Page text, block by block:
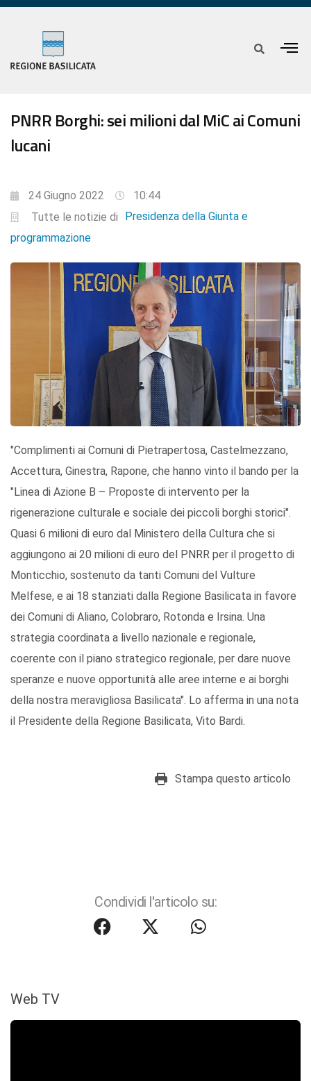
PNRR Borghi: sei milioni dal MiC ai Comuni
lucani
24 Giugno 2022
10:44
Tutte le notizie di
Presidenza della Giunta e
programmazione
"Complimenti ai Comuni di Pietrapertosa, Castelmezzano,
Accettura, Ginestra, Rapone, che hanno vinto il bando per la
"Linea di Azione B – Proposte di intervento per la
rigenerazione culturale e sociale dei piccoli borghi storici".
Quasi 6 milioni di euro dal Ministero della Cultura che si
aggiungono ai 20 milioni di euro del PNRR per il progetto di
Monticchio, sostenuto da tanti Comuni del Vulture
Melfese, e ai 18 stanziati dalla Regione Basilicata in favore
dei Comuni di Aliano, Colobraro, Rotonda e Irsina. Una
strategia coordinata a livello nazionale e regionale,
coerente con il piano strategico regionale, per dare nuove
speranze e nuove opportunità alle aree interne e ai borghi
della nostra meravigliosa Basilicata". Lo afferma in una nota
il Presidente della Regione Basilicata, Vito Bardi.
Stampa questo articolo
Condividi l'articolo su:
Web TV